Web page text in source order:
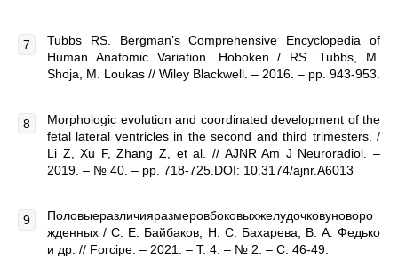
Tubbs RS. Bergman’s Comprehensive Encyclopedia of
Human Anatomic Variation. Hoboken / RS. Tubbs, M.
Shoja, M. Loukas // Wiley Blackwell. – 2016. – pp. 943-953.
Morphologic evolution and coordinated development of the
fetal lateral ventricles in the second and third trimesters. /
Li Z, Xu F, Zhang Z, et al. // AJNR Am J Neuroradiol. –
2019. – № 40. – pp. 718-725.DOI: 10.3174/ajnr.A6013
Половыеразличияразмеровбоковыхжелудочковуноворо
жденных / С. Е. Байбаков, Н. С. Бахарева, В. А. Федько
и др. // Forcipe. – 2021. – Т. 4. – № 2. – С. 46-49.